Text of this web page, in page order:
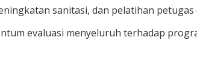
sanitasi, dan pelatihan petugas
evaluasi menyeluruh terhadap